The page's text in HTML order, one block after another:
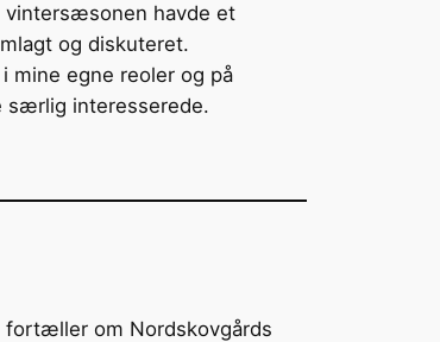
vintersæsonen havde et
og diskuteret.
mine egne reoler og på
særlig interesserede.
fortæller om Nordskovgårds